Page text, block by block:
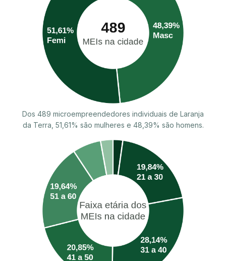
Dos 489 microempreendedores individuais de Laranja
da Terra, 51,61% são mulheres e 48,39% são homens.